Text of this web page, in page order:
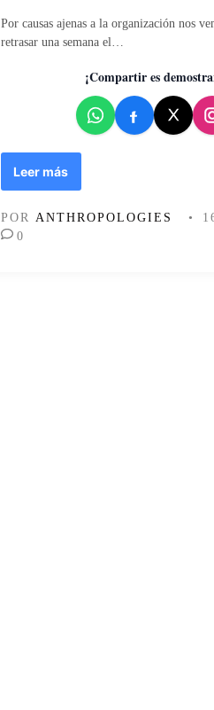
i
Por causas ajenas a la organización nos
retrasar una semana el…
¡Compartir es
2
8
e
M
Leer más
POR ANTHROPOLOGIES •
0